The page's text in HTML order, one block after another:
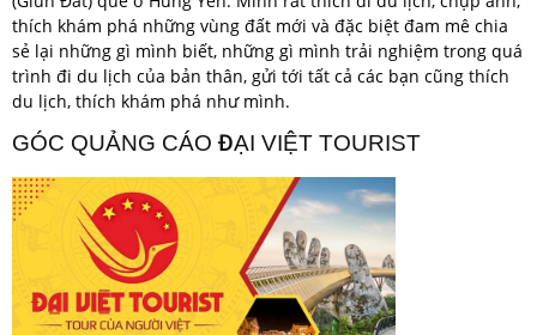
thích khám phá những vùng đất mới và đặc biệt đam mê chia
sẻ lại những gì mình biết, những gì mình trải nghiệm trong quá
trình đi du lịch của bản thân, gửi tới tất cả các bạn cũng thích
du lịch, thích khám phá như mình.
GÓC QUẢNG CÁO ĐẠI VIỆT TOURIST